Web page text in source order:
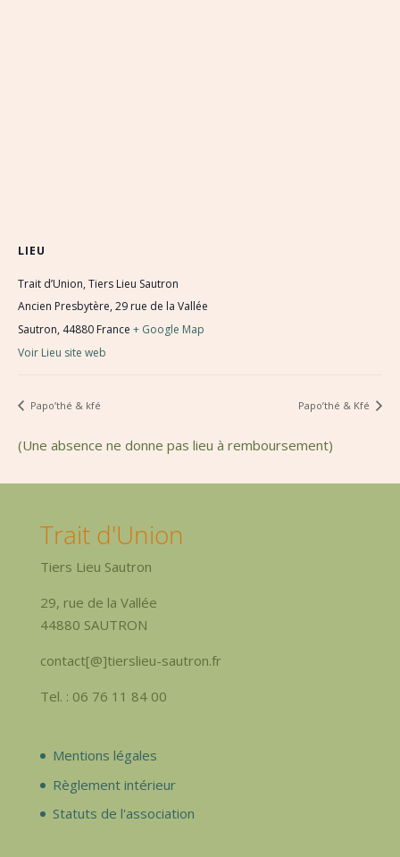
LIEU
Trait d’Union, Tiers Lieu Sautron
Ancien Presbytère, 29 rue de la Vallée
Sautron, 44880 France + Google Map
Voir Lieu site web
Papo’thé & kfé Papo’thé & Kfé
(Une absence ne donne pas lieu à remboursement)
Trait d'Union
Tiers Lieu Sautron
29, rue de la Vallée
44880 SAUTRON
contact[@]tierslieu-sautron.fr
Tel. : 06 76 11 84 00
Mentions légales
Règlement intérieur
Statuts de l'association